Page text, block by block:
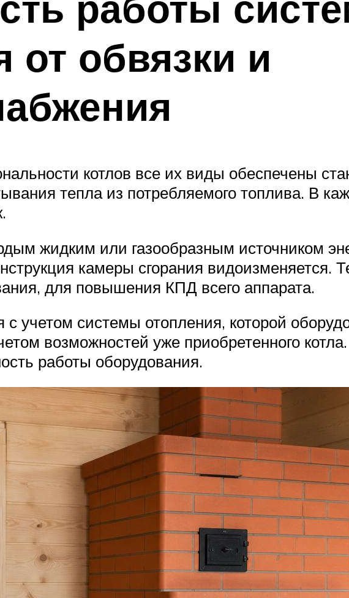
от обвязки и
котлов все их виды обеспечены
тепла из потребляемого топлива. В
жидким или газообразным источником
камеры сгорания видоизменяется.
для повышения КПД всего аппарата.
с учетом системы отопления, которой
возможностей уже приобретенного
работы оборудования.